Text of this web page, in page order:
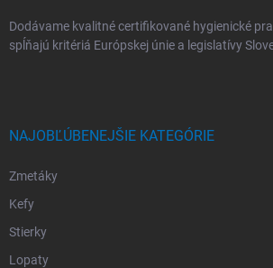
Dodávame kvalitné certifikované hygienické
spĺňajú kritériá Európskej únie a legislatívy
NAJOBĽÚBENEJŠIE KATEGÓRIE
Zmetáky
Kefy
Stierky
Lopaty